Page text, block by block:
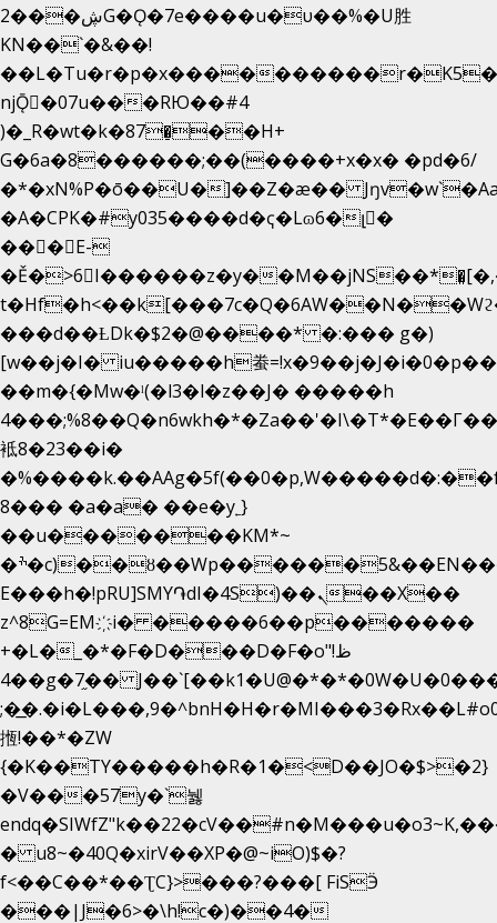
2���ڜG�Ǫ�7e����u�υ��%�U胜
KN��`�&��!
��L�Tu�r�p�x����
njǬ�07u���RЮ��#4
)�_R�wt�k�87�̠��H+
G�6a�8������;��(����+x�x� �pd�6/
�*�xN%P�ō��U�]��Z�æ��
�A�CPK�#y035����d�ҁ�Lɷ6�լ�
���E-
�Ě�>6򁊔I������z�y�
���d��ȽDk�$2�@����* �:��� g�)
[w��j�I� iu�����h䖭=!x�9��j�J�i�0�p��
��m�{�Mw�ˡ(�l3�l�z��J� �����h
袛8�23��i�
8��� �a�a� ��e�y˿}
��u�������KM*~
�ׯ�c)��ȣ��Wp������5&��EN����*�&&6F��Le��~�P�άv����ui?
E���h�!pRU]SMY֏dI�4S)��ܢ��X��
z^8G=EM҉i� �����6��p�������
+�L�_�*�F�D���D�F�o"ظ!
�4�g�7֦�� J��`[��k1�U@�*�*�0W�U�0����_������äp�)2>�`@n����5DW˃��
揯!��*�ZW
{�K��TY�����h�R�1�<D��JO�$>�2}
�V���57y�`뉋
� u8~�40Q�xirV��XP�@~iO)$�?
f<��C��*��ƮC}>���?���[ FiSӬ
���|J�6>�\h!c�)��4�